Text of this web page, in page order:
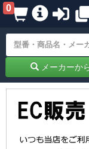
0
メーカーか